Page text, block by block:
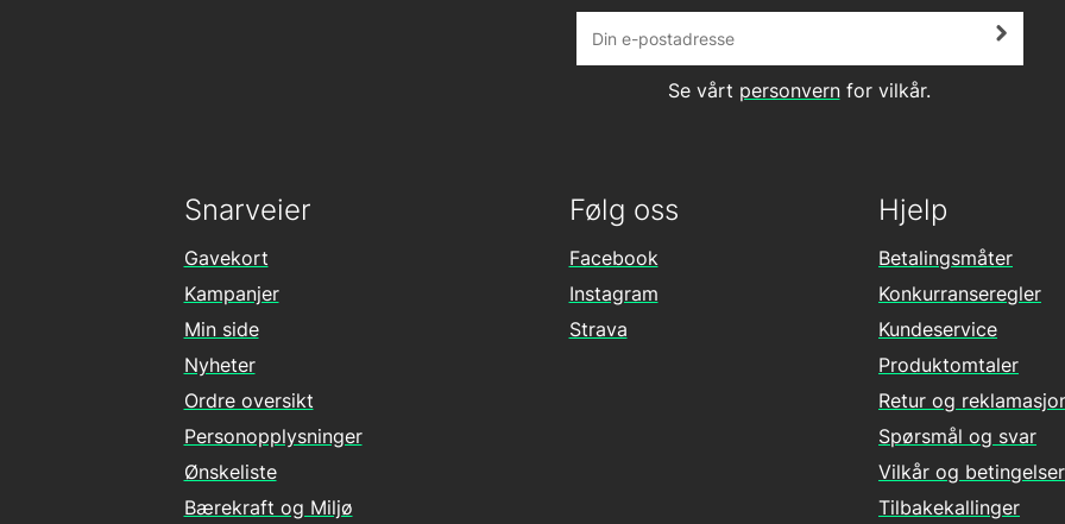
Se vårt personvernfor vilkår.
Følg oss
Facebook
Instagram
Strava
Hjelp
Betalingsmåter
Konkurranseregler
Kundeservice
Produktomtaler
Retur og
Spørsmål og svar
Vilkår og betingelser
Tilbakekallinger
Snarveier
Gavekort
Kampanjer
Min side
Nyheter
Ordre oversikt
Personopplysninger
Ønskeliste
Bærekraft og Miljø